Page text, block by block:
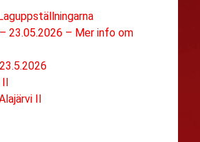
23.05.2026 – Mer info om
II